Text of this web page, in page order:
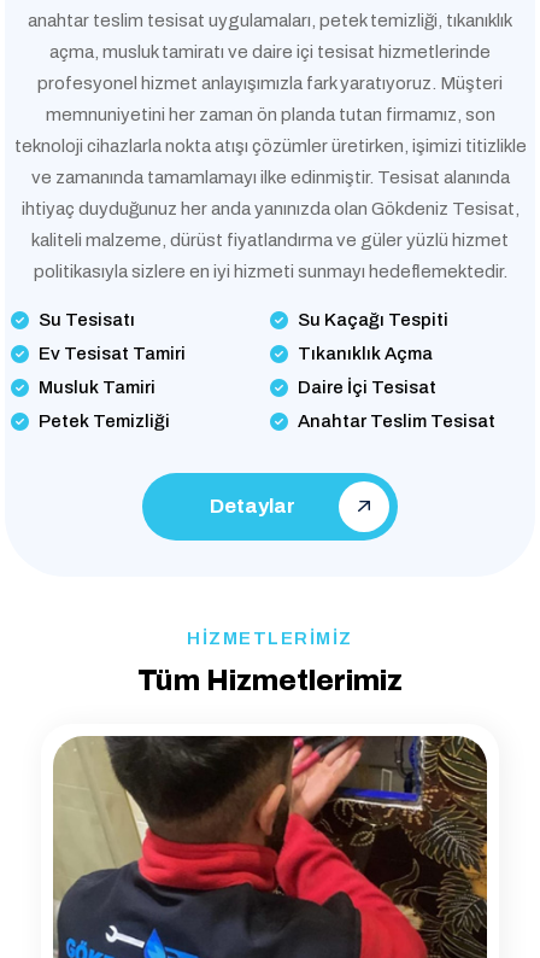
anahtar teslim tesisat uygulamaları, petek temizliği, tıkanıklık
açma, musluk tamiratı ve daire içi tesisat hizmetlerinde
profesyonel hizmet anlayışımızla fark yaratıyoruz. Müşteri
memnuniyetini her zaman ön planda tutan firmamız, son
teknoloji cihazlarla nokta atışı çözümler üretirken, işimizi titizlikle
ve zamanında tamamlamayı ilke edinmiştir. Tesisat alanında
ihtiyaç duyduğunuz her anda yanınızda olan Gökdeniz Tesisat,
kaliteli malzeme, dürüst fiyatlandırma ve güler yüzlü hizmet
politikasıyla sizlere en iyi hizmeti sunmayı hedeflemektedir.
Su Tesisatı
Su Kaçağı Tespiti
Ev Tesisat Tamiri
Tıkanıklık Açma
Musluk Tamiri
Daire İçi Tesisat
Petek Temizliği
Anahtar Teslim Tesisat
Detaylar
HİZMETLERİMİZ
Tüm Hizmetlerimiz